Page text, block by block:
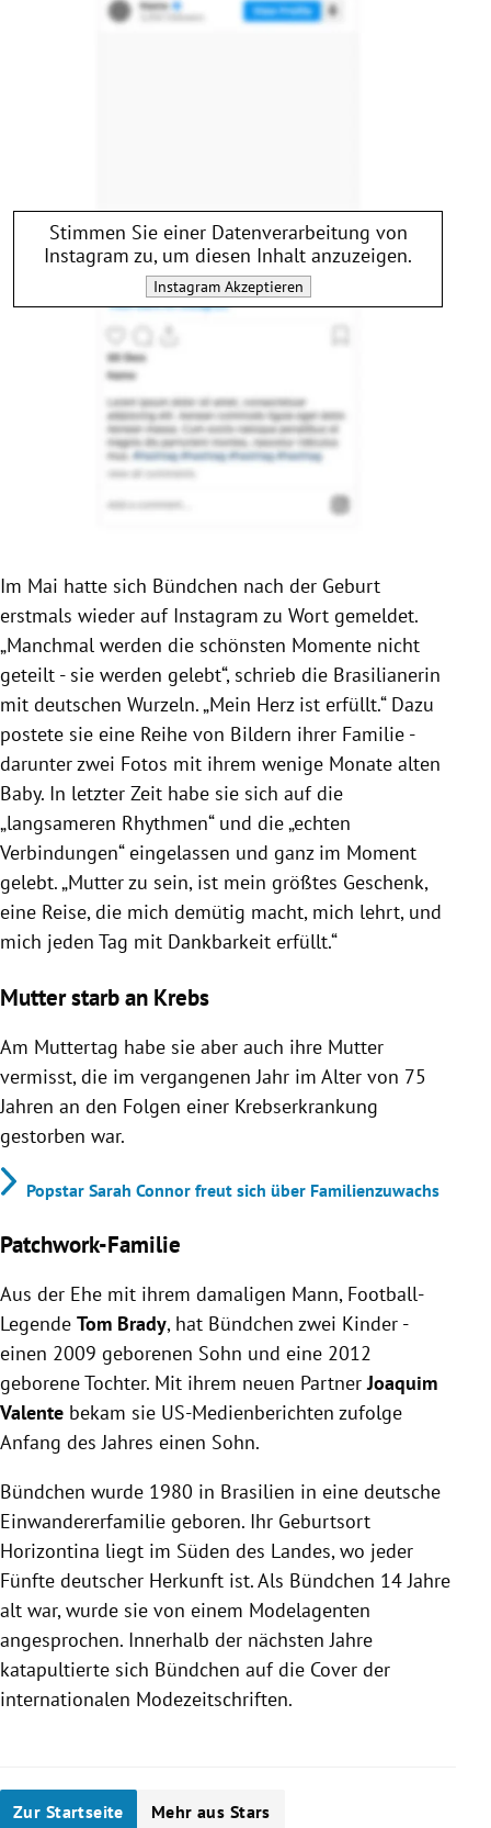
Stimmen Sie einer Datenverarbeitung von
Instagram zu, um diesen Inhalt anzuzeigen.
InstagramAkzeptieren
Im Mai hatte sich Bündchen nach der Geburt
erstmals wieder auf Instagram zu Wort gemeldet.
„Manchmal werden die schönsten Momente nicht
geteilt - sie werden gelebt“, schrieb die Brasilianerin
mit deutschen Wurzeln. „Mein Herz ist erfüllt.“ Dazu
postete sie eine Reihe von Bildern ihrer Familie -
darunter zwei Fotos mit ihrem wenige Monate alten
Baby. In letzter Zeit habe sie sich auf die
„langsameren Rhythmen“ und die „echten
Verbindungen“ eingelassen und ganz im Moment
gelebt. „Mutter zu sein, ist mein größtes Geschenk,
eine Reise, die mich demütig macht, mich lehrt, und
mich jeden Tag mit Dankbarkeit erfüllt.“
Mutter starb an Krebs
Am Muttertag habe sie aber auch ihre Mutter
vermisst, die im vergangenen Jahr im Alter von 75
Jahren an den Folgen einer Krebserkrankung
gestorben war.
Popstar Sarah Connor freut sich über Familienzuwachs
Patchwork-Familie
Aus der Ehe mit ihrem damaligen Mann, Football-
Legende Tom Brady, hat Bündchen zwei Kinder -
einen 2009 geborenen Sohn und eine 2012
geborene Tochter. Mit ihrem neuen PartnerJoaquim
Valente bekam sie US-Medienberichten zufolge
Anfang des Jahres einen Sohn.
Bündchen wurde 1980 in Brasilien in eine deutsche
Einwandererfamilie geboren. Ihr Geburtsort
Horizontina liegt im Süden des Landes, wo jeder
Fünfte deutscher Herkunft ist. Als Bündchen 14 Jahre
alt war, wurde sie von einem Modelagenten
angesprochen. Innerhalb der nächsten Jahre
katapultierte sich Bündchen auf die Cover der
internationalen Modezeitschriften.
Zur Startseite Mehr aus Stars